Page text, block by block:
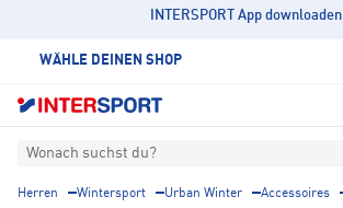
INTERSPORT App downloaden
WÄHLE DEINEN SHOP
Wonach suchst du?
Herren Wintersport Urban Winter Accessoires